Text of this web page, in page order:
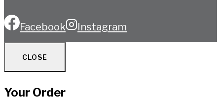
Facebook Instagram
CLOSE
Your Order